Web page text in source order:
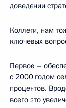
доведении
Коллеги, нам
ключевых
Первое –
с 2000 годом
процентов.
всего это